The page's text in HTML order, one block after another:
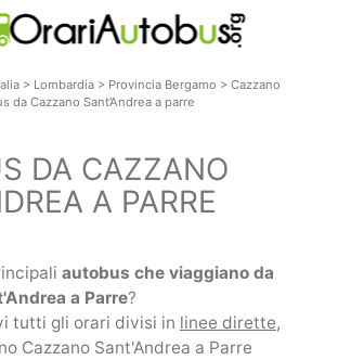
> Lombardia > Provincia Bergamo >Cazzano
da Cazzano Sant’Andrea a parre
DA CAZZANO
A PARRE
autobus che viaggiano da
a Parre?
tutti gli orari divisi in linee dirette,
Cazzano Sant'Andrea a Parre